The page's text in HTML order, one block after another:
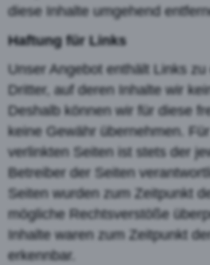
diese Inhalte umgehend
Haftung für Links
Unser Angebot enthält Links
Dritter, auf deren Inhalte wir
Deshalb können wir für diese
keine Gewähr übernehmen.
verlinkten Seiten ist stets der
Betreiber der Seiten
Seiten wurden zum Zeitpunkt
mögliche Rechtsverstöße
Inhalte waren zum Zeitpunkt
erkennbar.